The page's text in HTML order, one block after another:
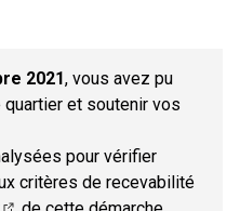
2021, vous avez pu
et soutenir vos
pour vérifier
critères de recevabilité